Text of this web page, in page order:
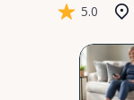
5.0